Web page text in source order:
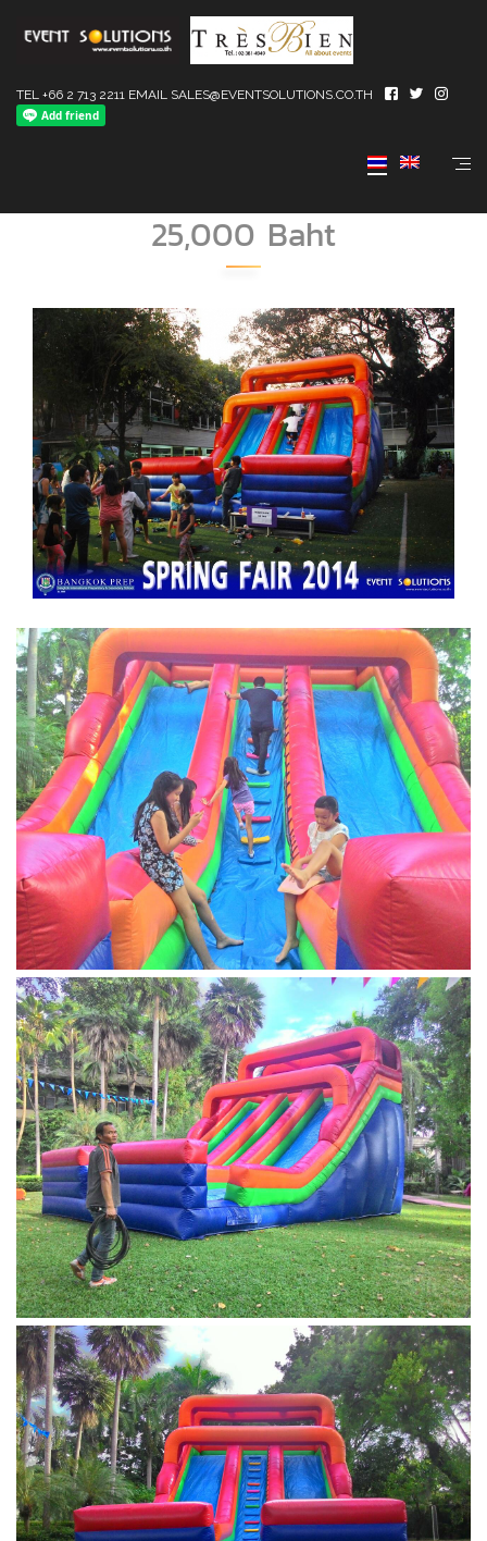
TEL +66 2 713 2211 EMAIL SALES@EVENTSOLUTIONS.CO.TH
Double Slide / Size
25,000 Baht